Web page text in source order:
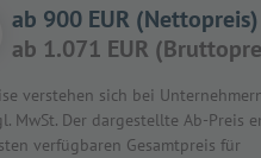
ab 900 EUR (Nettopreis)
ab 1.071 EUR
verstehen sich bei
MwSt. Der dargestellte Ab-Preis
verfügbaren Gesamtpreis für